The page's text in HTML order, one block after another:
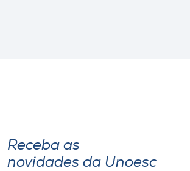
Receba as
novidades da Unoesc